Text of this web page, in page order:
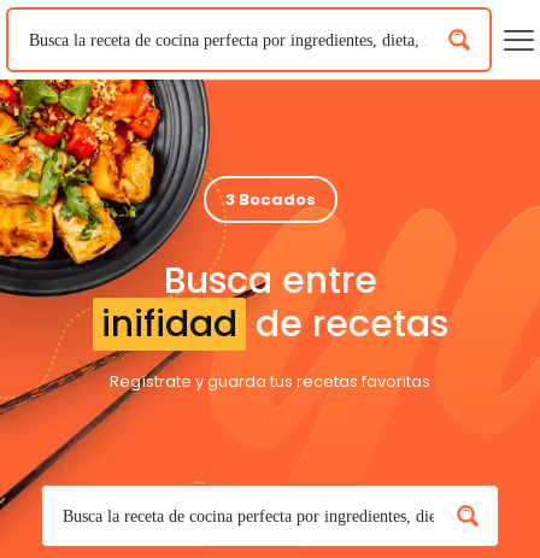
3 Bocados
Busca entre
inifidad de recetas
Regístrate y guarda tus recetas favoritas